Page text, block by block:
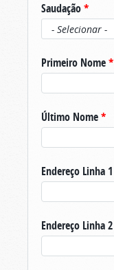
Saudação*
Primeiro Nome*
Último Nome*
Endereço Linha 1
Endereço Linha 2